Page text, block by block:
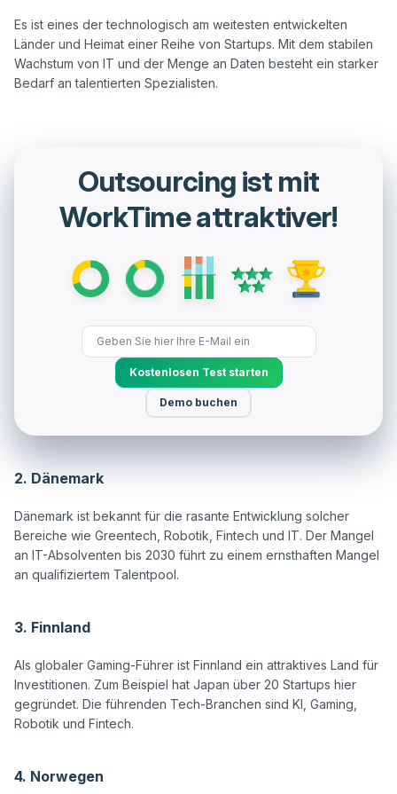
Es ist eines der technologisch am weitesten entwickelten
Länder und Heimat einer Reihe von Startups. Mit dem stabilen
Wachstum von IT und der Menge an Daten besteht ein starker
Outsourcing ist mit
WorkTime attraktiver!
Kostenlosen Test starten
Demo buchen
2. Dänemark
Dänemark ist bekannt für die rasante Entwicklung solcher
Bereiche wie Greentech, Robotik, Fintech und IT. Der Mangel
an IT-Absolventen bis 2030 führt zu einem ernsthaften Mangel
an qualifiziertem Talentpool.
3. Finnland
Als globaler Gaming-Führer ist Finnland ein attraktives Land für
Investitionen. Zum Beispiel hat Japan über 20 Startups hier
gegründet. Die führenden Tech-Branchen sind KI, Gaming,
Robotik und Fintech.
4. Norwegen